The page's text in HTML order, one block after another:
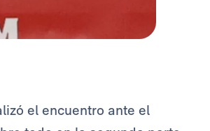
el encuentro ante el